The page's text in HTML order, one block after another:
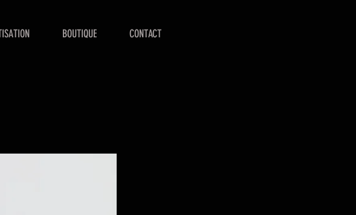
BOUTIQUE CONTACT